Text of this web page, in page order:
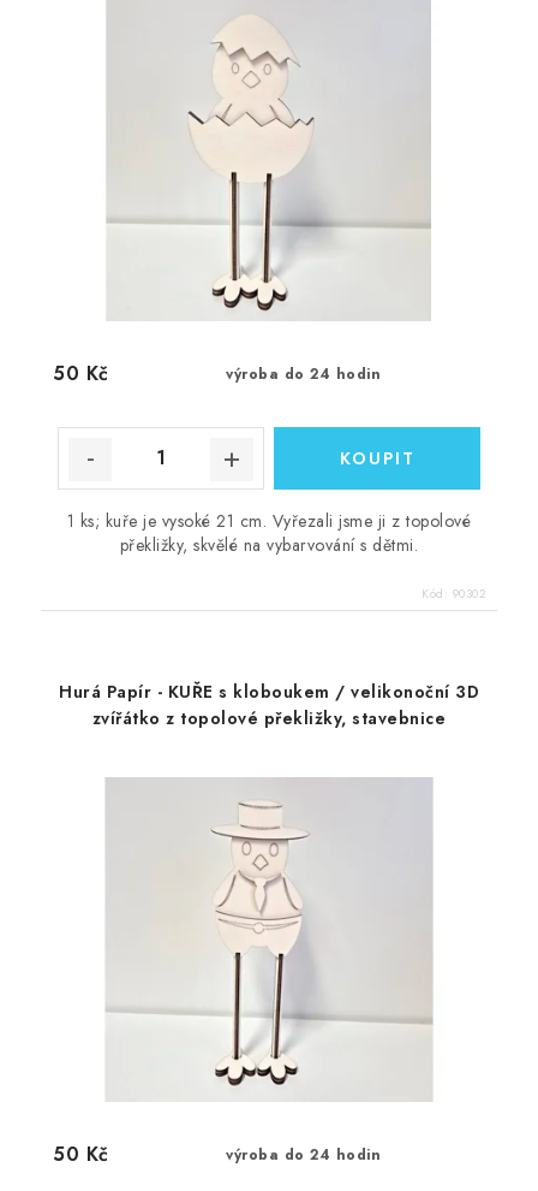
výroba do 24 hodin
50 Kč
1 ks; kuře je vysoké 21 cm. Vyřezali jsme ji z topolové
překližky, skvělé na vybarvování s dětmi.
Kód: 90302
Hurá Papír - KUŘE s kloboukem / velikonoční 3D
zvířátko z topolové překližky, stavebnice
výroba do 24 hodin
50 Kč